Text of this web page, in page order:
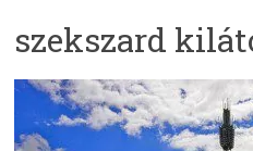
szekszard